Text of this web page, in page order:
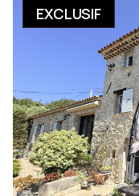
EXCLUSIF